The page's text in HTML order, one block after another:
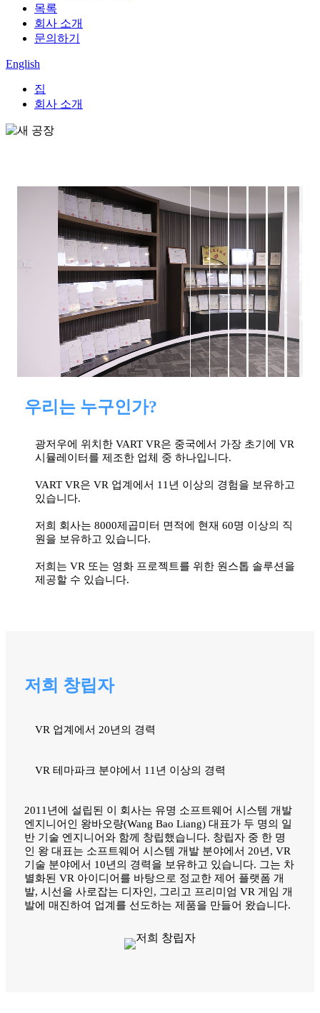
목록
회사 소개
문의하기
English
집
회사 소개
우리는 누구인가?
광저우에 위치한 VART VR은 중국에서 가장 초기에 VR
시뮬레이터를 제조한 업체 중 하나입니다.
VART VR은 VR 업계에서 11년 이상의 경험을 보유하고
있습니다.
저희 회사는 8000제곱미터 면적에 현재 60명 이상의 직
원을 보유하고 있습니다.
저희는 VR 또는 영화 프로젝트를 위한 원스톱 솔루션을
제공할 수 있습니다.
저희 창립자
VR 업계에서 20년의 경력
VR 테마파크 분야에서 11년 이상의 경력
2011년에 설립된 이 회사는 유명 소프트웨어 시스템 개발
엔지니어인 왕바오량(Wang Bao Liang) 대표가 두 명의 일
반 기술 엔지니어와 함께 창립했습니다. 창립자 중 한 명
인 왕 대표는 소프트웨어 시스템 개발 분야에서 20년, VR
기술 분야에서 10년의 경력을 보유하고 있습니다. 그는 차
별화된 VR 아이디어를 바탕으로 정교한 제어 플랫폼 개
발, 시선을 사로잡는 디자인, 그리고 프리미엄 VR 게임 개
발에 매진하여 업계를 선도하는 제품을 만들어 왔습니다.